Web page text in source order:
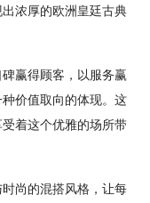
浓厚的欧洲皇廷古典
赢得顾客，以服务赢
价值取向的体现。这
着这个优雅的场所带
尚的混搭风格，让每